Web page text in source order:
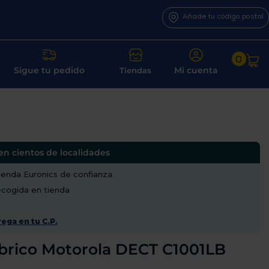
Añade tu código postal
Sigue tu pedido Tiendas Mi cuenta
0
cientos de localidades
Euronics de confianza
en tienda
en tu C.P.
Motorola DECT C1001LB